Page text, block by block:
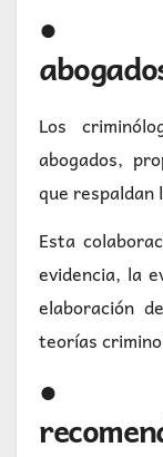
●
Los
abogados,
que
Esta
evidencia, la
elaboración
teorías
●